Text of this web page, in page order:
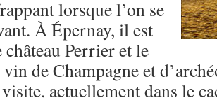
lorsque l’on se
À Épernay, il est
château Perrier et le
de Champagne et
actuellement dans le